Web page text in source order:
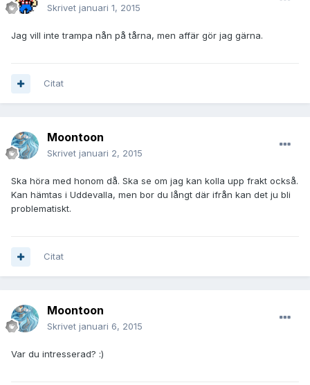
Skrivet januari 1, 2015
Jag vill inte trampa nån på tårna, men affär gör jag gärna.
Citat
Moontoon
Skrivet januari 2, 2015
Ska höra med honom då. Ska se om jag kan kolla upp frakt också.
Kan hämtas i Uddevalla, men bor du långt där ifrån kan det ju bli
problematiskt.
Citat
Moontoon
Skrivet januari 6, 2015
Var du intresserad? :)